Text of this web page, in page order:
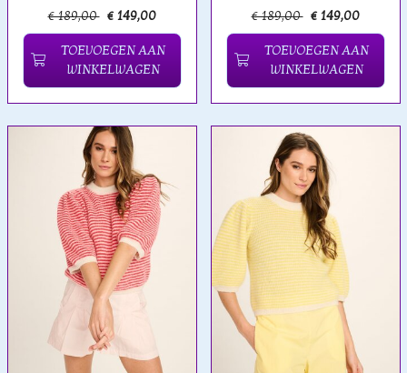
€ 189,00 € 149,00
TOEVOEGEN AAN
WINKELWAGEN
€ 189,00 € 149,00
TOEVOEGEN AAN
WINKELWAGEN